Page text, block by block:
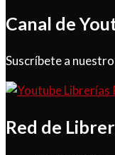
Canal de
Suscríbete a
Red de